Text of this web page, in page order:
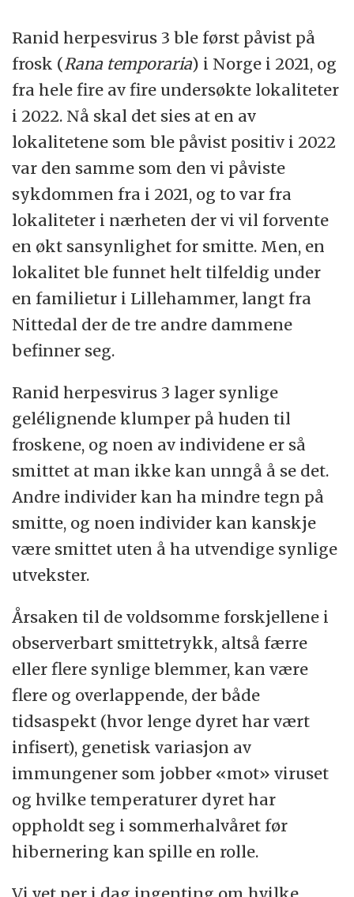
Ranid herpesvirus 3 ble først påvist på
frosk (Rana temporaria) i Norge i 2021, og
fra hele fire av fire undersøkte lokaliteter
i 2022. Nå skal det sies at en av
lokalitetene som ble påvist positiv i 2022
var den samme som den vi påviste
sykdommen fra i 2021, og to var fra
lokaliteter i nærheten der vi vil forvente
en økt sansynlighet for smitte. Men, en
lokalitet ble funnet helt tilfeldig under
en familietur i Lillehammer, langt fra
Nittedal der de tre andre dammene
befinner seg.
Ranid herpesvirus 3 lager synlige
gelélignende klumper på huden til
froskene, og noen av individene er så
smittet at man ikke kan unngå å se det.
Andre individer kan ha mindre tegn på
smitte, og noen individer kan kanskje
være smittet uten å ha utvendige synlige
utvekster.
Årsaken til de voldsomme forskjellene i
observerbart smittetrykk, altså færre
eller flere synlige blemmer, kan være
flere og overlappende, der både
tidsaspekt (hvor lenge dyret har vært
infisert), genetisk variasjon av
immungener som jobber «mot» viruset
og hvilke temperaturer dyret har
oppholdt seg i sommerhalvåret før
hibernering kan spille en rolle.